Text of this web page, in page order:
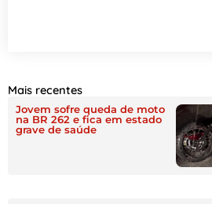
Mais recentes
Jovem sofre queda de moto
na BR 262 e fica em estado
grave de saúde